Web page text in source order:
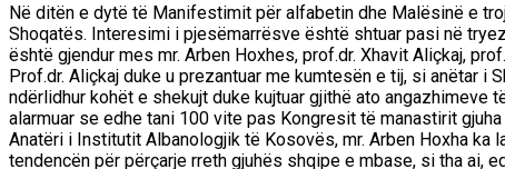
Në ditën e dytë të Manifestimit për alfabetin dhe Malësinë e
Shoqatës. Interesimi i pjesëmarrësve është shtuar pasi në
është gjendur mes mr. Arben Hoxhes, prof.dr. Xhavit Aliçkaj,
Prof.dr. Aliçkaj duke u prezantuar me kumtesën e tij, si anëtar i
ndërlidhur kohët e shekujt duke kujtuar gjithë ato
alarmuar se edhe tani 100 vite pas Kongresit të manastirit
Anatëri i Institutit Albanologjik të Kosovës, mr. Arben Hoxha
tendencën për përçarje rreth gjuhës shqipe e mbase, si tha ai,